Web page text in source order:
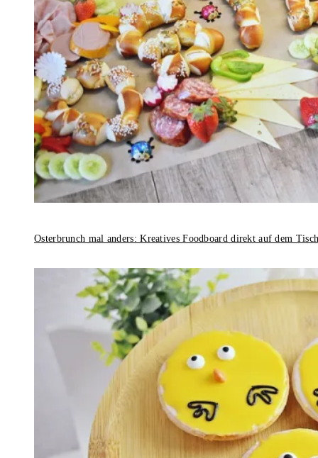
Osterbrunch mal anders: Kreatives Foodboard direkt auf dem